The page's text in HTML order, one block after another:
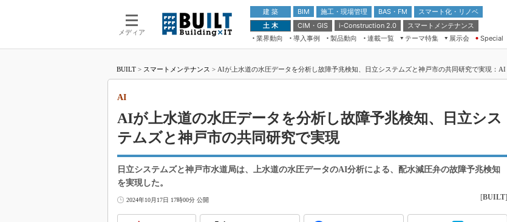
メディア
建 築 BIM 施工・現場管理 BAS・FM
スマート化・リノベ
土 木
CIM・GIS i-Construction 2.0
スマートメンテナンス
業界動向
導入事例 製品動向 連載一覧
テーマ特集
ドローンがもたらす建設業界の“ゲー
ムチェンジ” Ver.2.0
“Society5.0”時代のスマートビル
VR／ARが描くモノづくりのミライ
展示会
第8回 国際 建設・測量展
築・土木・不動産の先端技術展－
Japan Drone 2023
メンテナンス・レジリエンスOSAKA
Special
BUILT > スマートメンテナンス > AIが上水道の水圧データを分析し故障予兆検知、日立システムズと神戸市の共同研究で実現：AI
AIが上水道の水圧データを分析し故障予兆検知、日立シス
テムズと神戸市の共同研究で実現
AI
日立システムズと神戸市水道局は、上水道の水圧データのAI分析による、配水減圧弁の故障予兆検知
を実現した。
2024年10月17日 17時00分 公開 [BUILT]